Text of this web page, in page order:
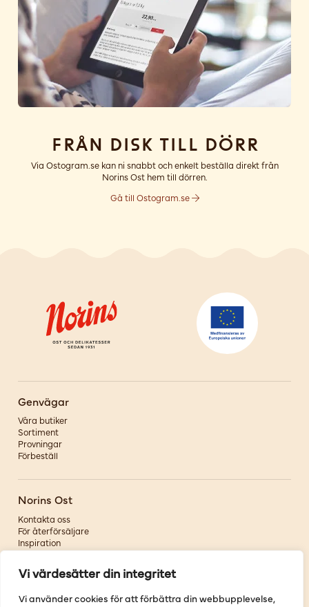
Vi värdesätter din integritet
Vi använder cookies för att förbättra din webbupplevelse,
Från disk till dörr
Via Ostogram.se kan ni snabbt och enkelt beställa direkt från
Norins Ost hem till dörren.
Gå till Ostogram.se
Genvägar
Våra butiker
Sortiment
Provningar
Förbeställ
Norins Ost
Kontakta oss
För återförsäljare
Inspiration
Om oss
Följ oss